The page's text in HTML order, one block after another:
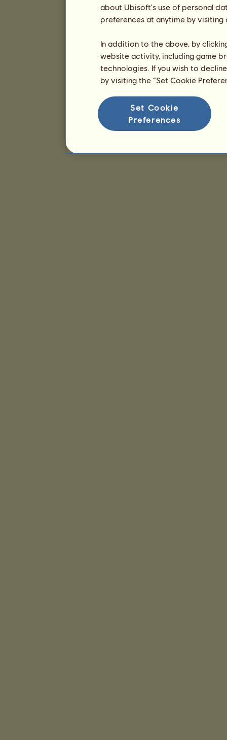
about Ubisoft's use of personal
preferences at anytime by
In addition to the above, by
website activity, including game
technologies. If you wish to
by visiting the “Set Cookie
Set Cookie
Preferences